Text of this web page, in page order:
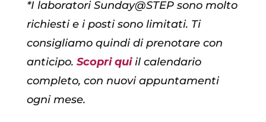
*I laboratori Sunday@STEP sono molto
richiesti e i posti sono limitati. Ti
consigliamo quindi di prenotare con
anticipo. Scopri quiil calendario
completo, con nuovi appuntamenti
ogni mese.